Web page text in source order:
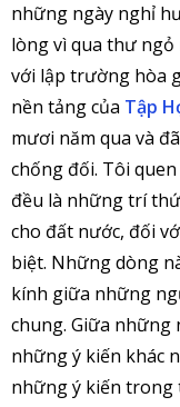
những ngày nghỉ
lòng vì qua thư
với lập trường hòa
nền tảng của Tập
mươi năm qua và
chống đối. Tôi
đều là những trí
cho đất nước, đối
biệt. Những dòng
kính giữa những
chung. Giữa những
những ý kiến khác
những ý kiến trong